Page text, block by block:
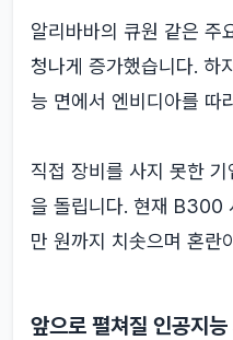
알리바바의 큐원 같은 주
청나게 증가했습니다. 하
능 면에서 엔비디아를 따
직접 장비를 사지 못한
을 돌립니다. 현재 B300
만 원까지 치솟으며 혼란
앞으로 펼쳐질 인공지